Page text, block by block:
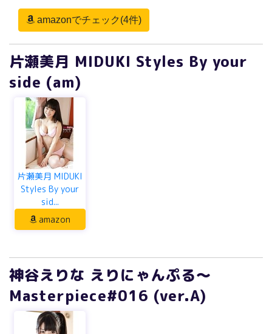
amazonでチェック(4件)
片瀬美月 MIDUKI Styles By your
side (am)
片瀬美月 MIDUKI
Styles By your
sid...
amazon
神谷えりな えりにゃんぷる～
Masterpiece#016 (ver.A)